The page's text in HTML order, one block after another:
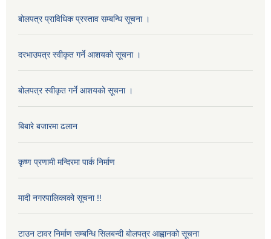
बोलपत्र प्राविधिक प्रस्ताव सम्बन्धि सूचना ।
दरभाउपत्र स्वीकृत गर्ने आशयको सूचना ।
बोलपत्र स्वीकृत गर्ने आशयको सूचना ।
बिबारे बजारमा ढलान
कृष्ण प्रणामी मन्दिरमा पार्क निर्माण
मादी नगरपालिकाको सूचना !!
टाउन टावर निर्माण सम्बन्धि सिलबन्दी बोलपत्र आह्वानको सूचना